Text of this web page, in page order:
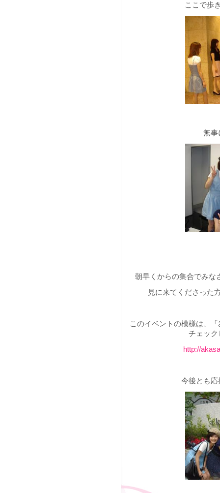
ここで歩
無
朝早くからの集合でみな
見に来てくださった
このイベントの模様は、
チェック
http://
今後とも